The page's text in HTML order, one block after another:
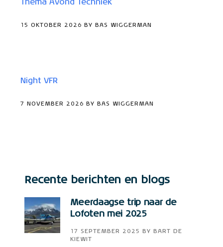
Thema Avond Techniek
15 OKTOBER 2026 BY BAS WIGGERMAN
Night VFR
7 NOVEMBER 2026 BY BAS WIGGERMAN
Recente berichten en blogs
Meerdaagse trip naar de
Lofoten mei 2025
17 SEPTEMBER 2025 BY
BART DE
KIEWIT